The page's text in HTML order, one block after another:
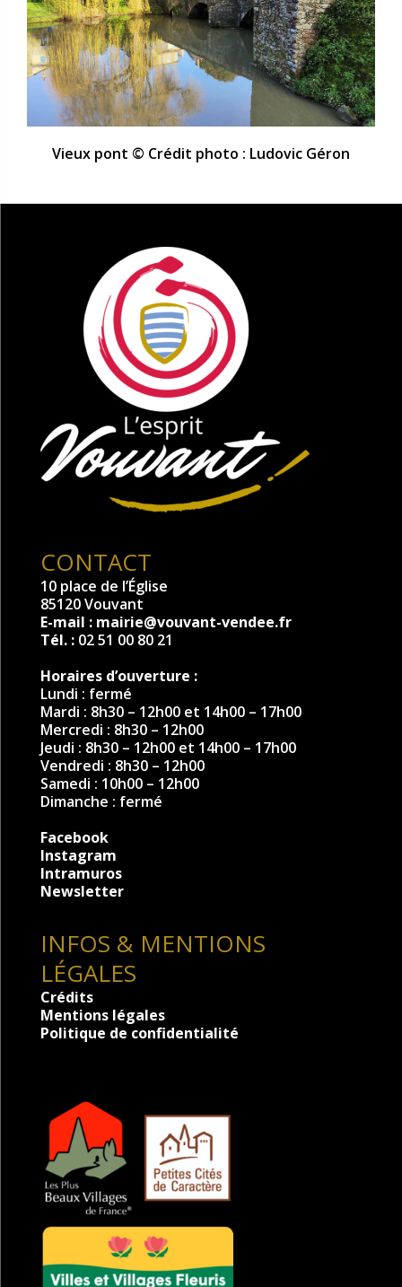
Vieux pont © Crédit photo : Ludovic Géron
CONTACT
10 place de l’Église
85120 Vouvant
E-mail : mairie@vouvant-vendee.fr
Tél. : 02 51 00 80 21
Horaires d’ouverture :
Lundi : fermé
Mardi : 8h30 – 12h00 et 14h00 – 17h00
Mercredi : 8h30 – 12h00
Jeudi : 8h30 – 12h00 et 14h00 – 17h00
Vendredi : 8h30 – 12h00
Samedi : 10h00 – 12h00
Dimanche : fermé
Facebook
Instagram
Intramuros
Newsletter
INFOS & MENTIONS
LÉGALES
Crédits
Mentions légales
Politique de confidentialité